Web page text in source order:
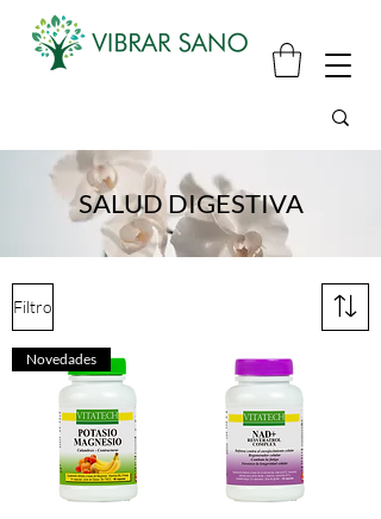
SALUD DIGESTIVA
Filtro
Novedades